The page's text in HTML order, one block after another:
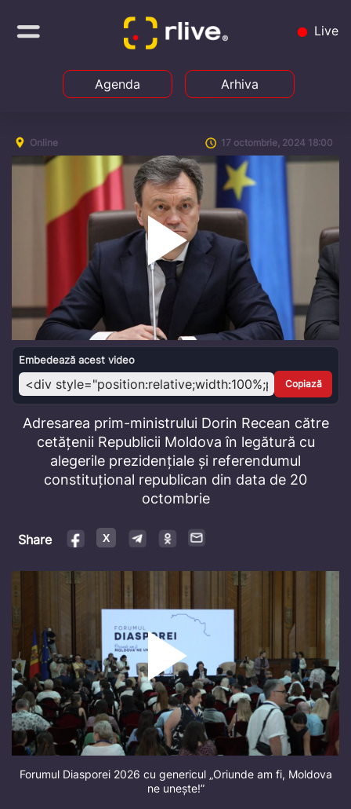
Live
Agenda Arhiva
Online 17 octombrie, 2024 18:00
Play
Video
Embedează acest video
Copiază
Adresarea prim-ministrului Dorin Recean către
cetățenii Republicii Moldova în legătură cu
alegerile prezidențiale și referendumul
constituțional republican din data de 20
octombrie
Share
Forumul Diasporei 2026 cu genericul „Oriunde am fi, Moldova
ne unește!”